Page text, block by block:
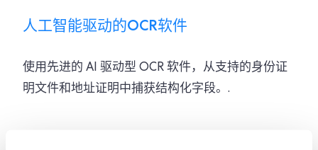
人工智能驱动的OCR软件
使用先进的 AI 驱动型 OCR 软件，从支持的身份证
明文件和地址证明中捕获结构化字段。.